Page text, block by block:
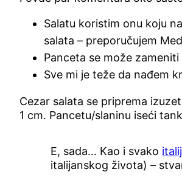
Salatu koristim onu koju
salata – preporučujem
Panceta se može
Sve mi je teže da nađem
Cezar salata se priprema
1 cm. Pancetu/slaninu iseći
E, sada… Kao i svako
italijanskog života) –